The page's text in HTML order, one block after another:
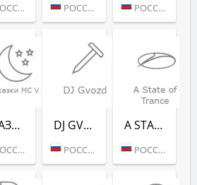
(МОСКВА) РОССИЯ (МОСКВА) РОССИЯ (САНКТ-ПЕТЕРБУРГ)
СКАЗ­КИ MC V (РАДИО РЕКОРД)
(МОСКВА)
DJ GVOZD - RADIO RECORD
РОССИЯ (МОСКВА)
A STATE OF TRANCE - RADIO RECORD
РОССИЯ (МОСКВА)